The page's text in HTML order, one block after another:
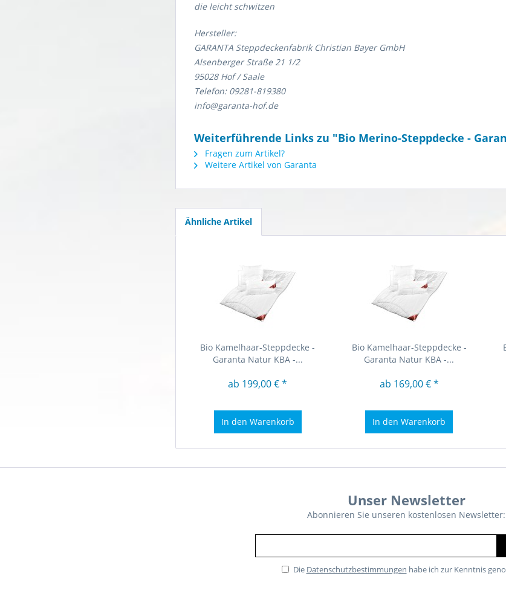
die leicht schwitzen
Hersteller:
GARANTA Steppdeckenfabrik Christian Bayer GmbH
Alsenberger Straße 21 1/2
95028 Hof / Saale
Telefon: 09281-819380
info@garanta-hof.de
Weiterführende Links zu "Bio Merino-Steppdecke -
Fragen zum Artikel?
Weitere Artikel von Garanta
Ähnliche Artikel
Bio Kamelhaar-Steppdecke -
Garanta Natur KBA -...
ab 199,00 € *
In den Warenkorb
Bio Kamelhaar-Steppdecke -
Garanta Natur KBA -...
ab 169,00 € *
In den Warenkorb
Unser Newsletter
Abonnieren Sie unseren kostenlosen Newsletter:
Die Datenschutzbestimmungen habe ich zur Kenntnis